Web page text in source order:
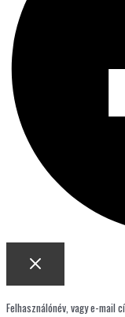
Felhasználónév, vagy e-mail